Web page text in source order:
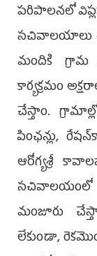
పరిపాలనలో
సచివాలయాలు
మందికి గ్రామ
కార్యక్రమం
చేస్తాం.
పింఛన్లు,
ఆరోగ్యశ్రీ
సచివాలయంలో
మంజూరు
లేకుండా,